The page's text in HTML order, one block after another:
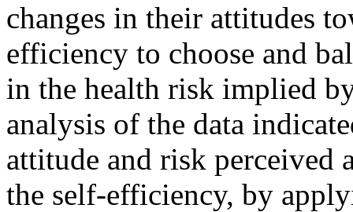
changes in their attitudes
efficiency to choose and
in the health risk implied
analysis of the data
attitude and risk perceived
the self-efficiency, by